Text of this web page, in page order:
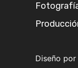
Diseño por